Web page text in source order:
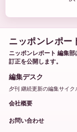
ニッポンレポー
ニッポンレポート 編集部
訂正を公開します。
編集デスク
夕刊 継続更新の編集サイク
会社概要
お問い合わせ